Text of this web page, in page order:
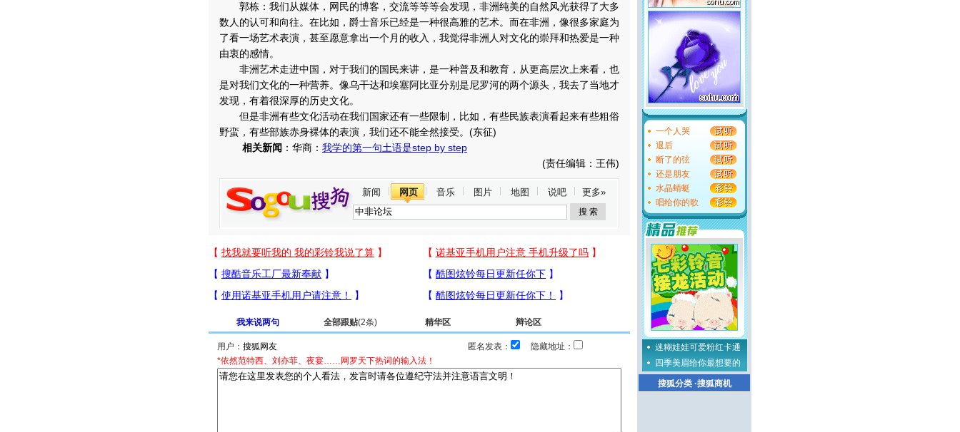
郭栋：我们从媒体，网民的博客，交流等等等会发现，非洲纯美的自然风光获得了大多
数人的认可和向往。在比如，爵士音乐已经是一种很高雅的艺术。而在非洲，像很多家庭为
了看一场艺术表演，甚至愿意拿出一个月的收入，我觉得非洲人对文化的崇拜和热爱是一种
由衷的感情。
非洲艺术走进中国，对于我们的国民来讲，是一种普及和教育，从更高层次上来看，也
是对我们文化的一种营养。像乌干达和埃塞阿比亚分别是尼罗河的两个源头，我去了当地才
发现，有着很深厚的历史文化。
但是非洲有些文化活动在我们国家还有一些限制，比如，有些民族表演看起来有些粗俗
野蛮，有些部族赤身裸体的表演，我们还不能全然接受。(东征)
相关新闻 ：华商： 我学的第一句土语是step by step
(责任编辑：王伟)
新闻 网页 音乐 图片 地图 说吧 更多»
我来说两句 全部跟贴(2条) 精华区 辩论区
用户： 匿名发表：
隐藏地址：
*依然范特西、刘亦菲、夜宴……网罗天下热词的输入法！
一个人哭
退后
断了的弦
还是朋友
水晶蜻蜓
唱给你的歌
迷糊娃娃可爱粉红卡通
四季美眉给你最想要的
搜狐分类·搜狐商机